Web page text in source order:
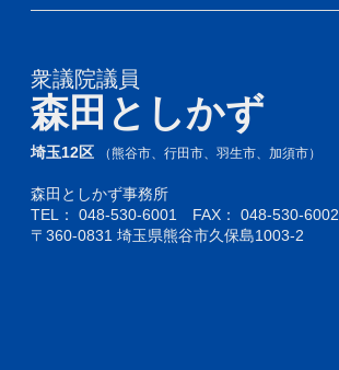
衆議院議員
森田としかず
埼玉12区 （熊谷市、行田市、羽生市、加須市）
森田としかず事務所
TEL： 048-530-6001
FAX： 048-530-6002
〒360-0831 埼玉県熊谷市久保島1003-2